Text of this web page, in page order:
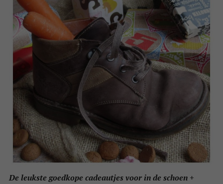
De leukste goedkope cadeautjes voor in de schoen +